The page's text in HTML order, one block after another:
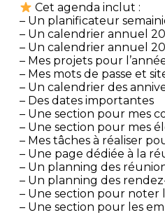
Cet agenda inclut :
– Un planificateur
– Un calendrier annuel
– Un calendrier annuel
– Mes projets pour
– Mes mots de passe et
– Un calendrier des
– Des dates importantes
– Une section pour mes
– Une section pour mes
– Mes tâches à réaliser
– Une page dédiée à la
– Un planning des
– Un planning des
– Une section pour noter
– Une section pour les